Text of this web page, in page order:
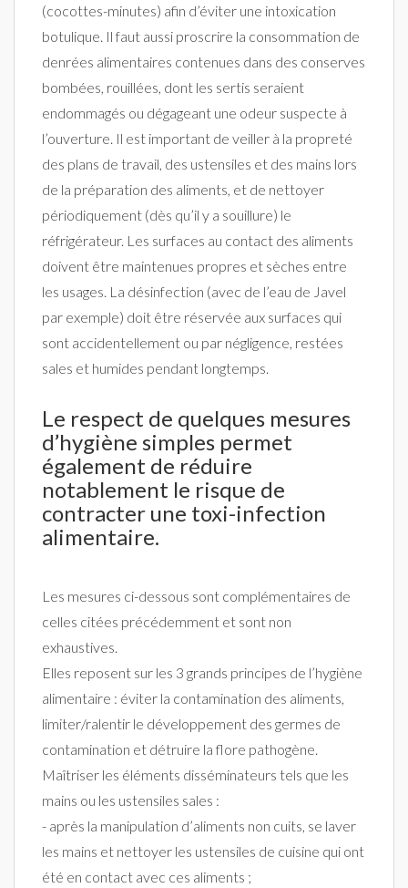
(cocottes-minutes) afin d’éviter une intoxication
botulique. Il faut aussi proscrire la consommation de
denrées alimentaires contenues dans des conserves
bombées, rouillées, dont les sertis seraient
endommagés ou dégageant une odeur suspecte à
l’ouverture. Il est important de veiller à la propreté
des plans de travail, des ustensiles et des mains lors
de la préparation des aliments, et de nettoyer
périodiquement (dès qu’il y a souillure) le
réfrigérateur. Les surfaces au contact des aliments
doivent être maintenues propres et sèches entre
les usages. La désinfection (avec de l’eau de Javel
par exemple) doit être réservée aux surfaces qui
sont accidentellement ou par négligence, restées
sales et humides pendant longtemps.
Le respect de quelques mesures
d’hygiène simples permet
également de réduire
notablement le risque de
contracter une toxi-infection
alimentaire.
Les mesures ci-dessous sont complémentaires de
celles citées précédemment et sont non
exhaustives.
Elles reposent sur les 3 grands principes de l’hygiène
alimentaire : éviter la contamination des aliments,
limiter/ralentir le développement des germes de
contamination et détruire la flore pathogène.
Maîtriser les éléments disséminateurs tels que les
mains ou les ustensiles sales :
- après la manipulation d’aliments non cuits, se laver
les mains et nettoyer les ustensiles de cuisine qui ont
été en contact avec ces aliments ;